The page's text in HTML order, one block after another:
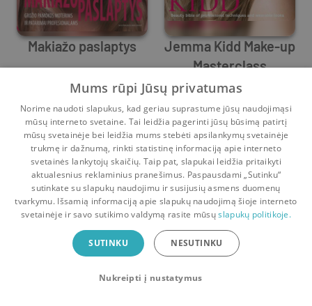
Makiažo paslaptys
Jemma Kidd
Jemma Kidd Make-up
Masterclass
Jemma Kidd
Pradinis Krepšelis Pokalbiai Pranešimai Paskyra
Bookswap programėlė
Mainykis knygomis dar patogiau!
Uždaryti
Mums rūpi Jūsų privatumas
Norime naudoti slapukus, kad geriau suprastume jūsų naudojimąsi
mūsų interneto svetaine. Tai leidžia pagerinti jūsų būsimą patirtį
mūsų svetainėje bei leidžia mums stebėti apsilankymų svetainėje
trukmę ir dažnumą, rinkti statistinę informaciją apie interneto
svetainės lankytojų skaičių. Taip pat, slapukai leidžia pritaikyti
aktualesnius reklaminius pranešimus. Paspausdami „Sutinku“
sutinkate su slapukų naudojimu ir susijusių asmens duomenų
tvarkymu. Išsamią informaciją apie slapukų naudojimą šioje interneto
svetainėje ir savo sutikimo valdymą rasite mūsųslapukų politikoje.
SUTINKU NESUTINKU
Nukreipti į nustatymus